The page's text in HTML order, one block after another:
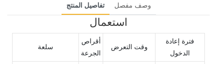
تفاصيل المنتج وصف مفصل
استعمال
سلعة
أقراص
الجرعة
وقت التعرض
فترة إعادة
الدخول